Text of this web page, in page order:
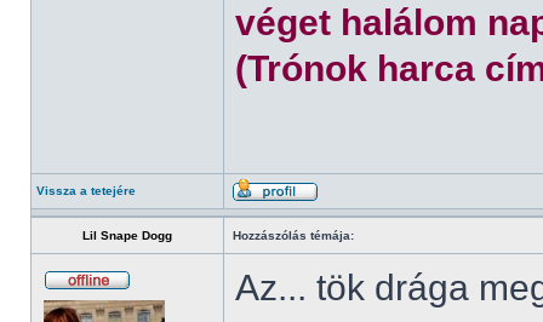
véget halálom
(Trónok harca
Vissza a tetejére
Lil Snape Dogg Hozzászólás témája:
Az... tök drága